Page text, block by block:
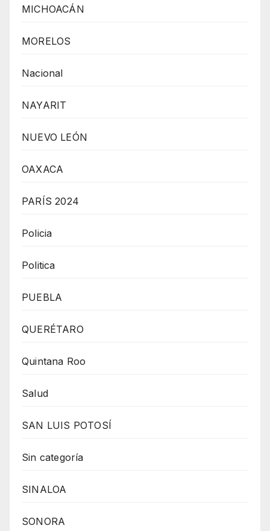
MICHOACÁN
MORELOS
Nacional
NAYARIT
NUEVO LEÓN
OAXACA
PARÍS 2024
Policia
Politica
PUEBLA
QUERÉTARO
Quintana Roo
Salud
SAN LUIS POTOSÍ
Sin categoría
SINALOA
SONORA